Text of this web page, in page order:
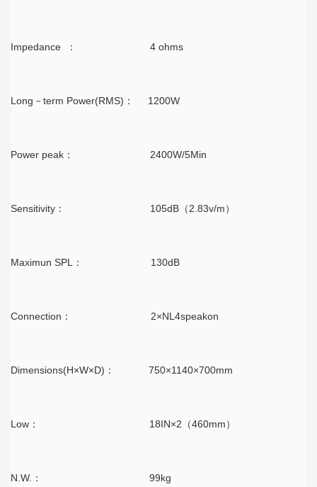
Impedance ： 4 ohms
Long－term Power(RMS)： 1200W
Power peak： 2400W/5Min
Sensitivity： 105dB（2.83v/m）
Maximun SPL： 130dB
Connection： 2×NL4speakon
Dimensions(H×W×D)： 750×1140×700mm
Low： 18IN×2（460mm）
N.W.： 99kg